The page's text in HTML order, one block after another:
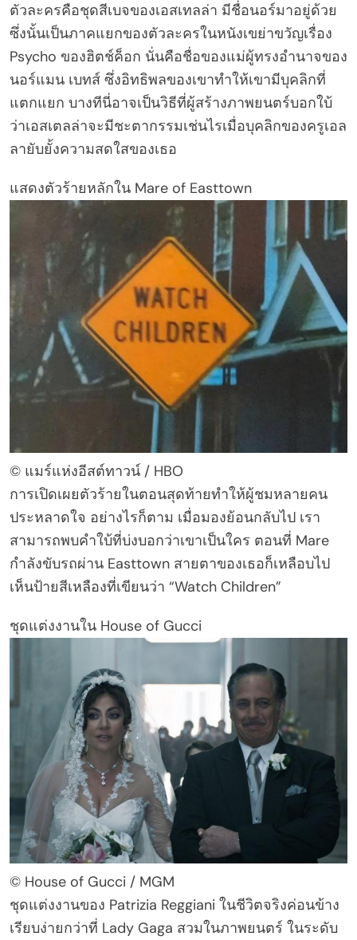
ตัวละครคือชุดสีเบจของเอสเทลล่า มีชื่อนอร์มาอยู่ด้วย
ซึ่งนั้นเป็นภาคแยกของตัวละครในหนังเขย่าขวัญเรื่อง
Psycho ของฮิตช์ค็อก นั่นคือชื่อของแม่ผู้ทรงอำนาจของ
นอร์แมน เบทส์ ซึ่งอิทธิพลของเขาทำให้เขามีบุคลิกที่
แตกแยก บางทีนี่อาจเป็นวิธีที่ผู้สร้างภาพยนตร์บอกใบ้
ว่าเอสเตลล่าจะมีชะตากรรมเช่นไรเมื่อบุคลิกของครูเอล
ลายับยั้งความสดใสของเธอ
แสดงตัวร้ายหลักใน Mare of Easttown
© แมร์แห่งอีสต์ทาวน์ / HBO
การเปิดเผยตัวร้ายในตอนสุดท้ายทำให้ผู้ชมหลายคน
ประหลาดใจ อย่างไรก็ตาม เมื่อมองย้อนกลับไป เรา
สามารถพบคำใบ้ที่บ่งบอกว่าเขาเป็นใคร ตอนที่ Mare
กำลังขับรถผ่าน Easttown สายตาของเธอก็เหลือบไป
เห็นป้ายสีเหลืองที่เขียนว่า “Watch Children”
ชุดแต่งงานใน House of Gucci
© House of Gucci / MGM
ชุดแต่งงานของ Patrizia Reggiani ในชีวิตจริงค่อนข้าง
เรียบง่ายกว่าที่ Lady Gaga สวมในภาพยนตร์ ในระดับ